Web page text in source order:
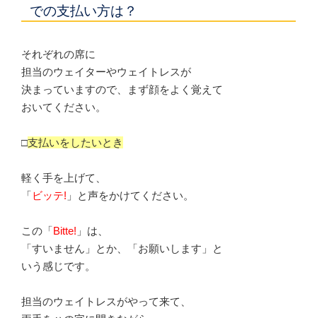
での支払い方は？
それぞれの席に
担当のウェイターやウェイトレスが
決まっていますので、まず顔をよく覚えて
おいてください。
□支払いをしたいとき
軽く手を上げて、
「ビッテ! 」と声をかけてください。
この「Bitte! 」は、
「すいません」とか、「お願いします」と
いう感じです。
担当のウェイトレスがやって来て、